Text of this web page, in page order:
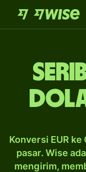
Konversi EUR
pasar. Wise
mengirim,